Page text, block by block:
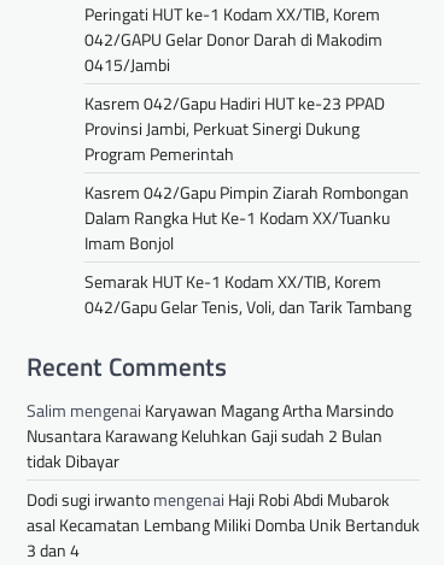
Peringati HUT ke-1 Kodam XX/TIB, Korem
042/GAPU Gelar Donor Darah di Makodim
0415/Jambi
Kasrem 042/Gapu Hadiri HUT ke-23 PPAD
Provinsi Jambi, Perkuat Sinergi Dukung
Program Pemerintah
Kasrem 042/Gapu Pimpin Ziarah Rombongan
Dalam Rangka Hut Ke-1 Kodam XX/Tuanku
Imam Bonjol
Semarak HUT Ke-1 Kodam XX/TIB, Korem
042/Gapu Gelar Tenis, Voli, dan Tarik Tambang
Recent Comments
Salim mengenai Karyawan Magang Artha Marsindo
Nusantara Karawang Keluhkan Gaji sudah 2 Bulan
tidak Dibayar
Dodi sugi irwantomengenai Haji Robi Abdi Mubarok
asal Kecamatan Lembang Miliki Domba Unik Bertanduk
3 dan 4